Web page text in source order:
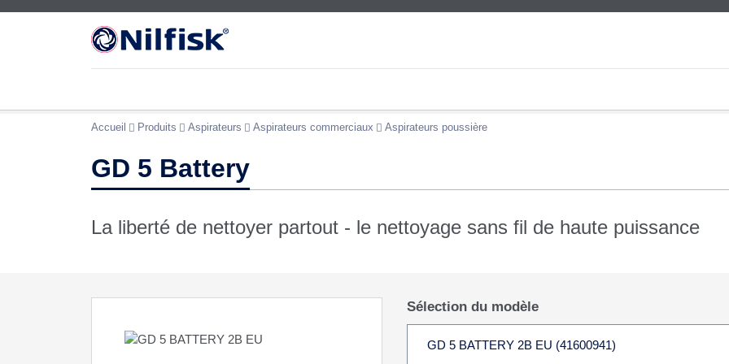
Accueil Produits Aspirateurs Aspirateurs commerciaux Aspirateurs poussière
GD 5 Battery
La liberté de nettoyer partout - le nettoyage sans fil de haute puissance
Sélection du modèle